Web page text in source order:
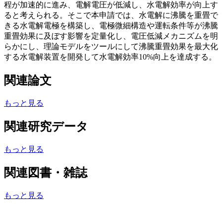
程が加速的に進み、電解電圧が低減し、水電解効率が向上す
ると考えられる。そこで本申請では、水電解に沸騰を重畳で
きる水電解電極を構築し、電極微細構造や運転条件等が沸騰
重畳効果に及ぼす影響を定量化し、電圧低減メカニズムを明
らかにし、理論モデルをツールにして沸騰重畳効果を最大化
する水電解装置を開発して水電解効率10%向上を達成する。
関連論文
もっと見る
関連研究データ
もっと見る
関連図書・雑誌
もっと見る